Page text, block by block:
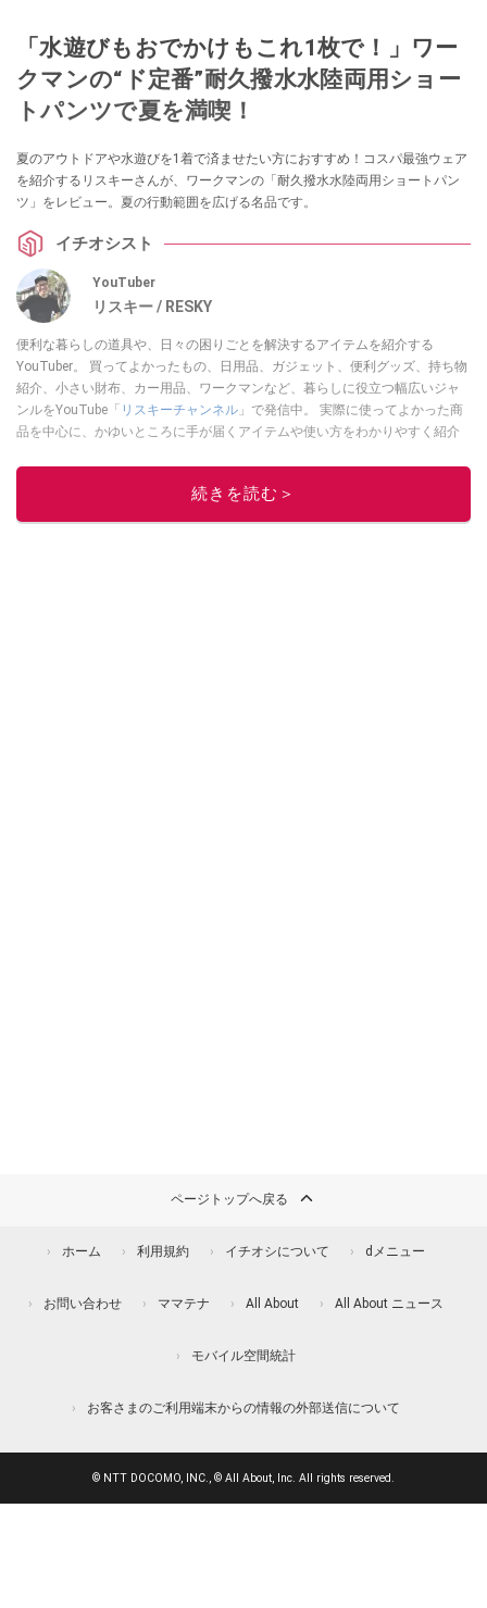
「水遊びもおでかけもこれ1枚で！」ワー
クマンの“ド定番”耐久撥水水陸両用ショー
トパンツで夏を満喫！
夏のアウトドアや水遊びを1着で済ませたい方におすすめ！コスパ最強ウェア
を紹介するリスキーさんが、ワークマンの「耐久撥水水陸両用ショートパン
ツ」をレビュー。夏の行動範囲を広げる名品です。
イチオシスト
YouTuber
リスキー / RESKY
便利な暮らしの道具や、日々の困りごとを解決するアイテムを紹介する
YouTuber。 買ってよかったもの、日用品、ガジェット、便利グッズ、持ち物
紹介、小さい財布、カー用品、ワークマンなど、暮らしに役立つ幅広いジャ
ンルをYouTube「 リスキーチャンネル 」で発信中。 実際に使ってよかった商
品を中心に、かゆいところに手が届くアイテムや使い方をわかりやすく紹介
このイチオシストの他の記事を読む
続きを読む＞
ページトップへ戻る
ホーム 利用規約 イチオシについて dメニュー
お問い合わせ ママテナ All About All About ニュース
モバイル空間統計
お客さまのご利用端末からの情報の外部送信について
© NTT DOCOMO, INC., © All About, Inc. All rights reserved.